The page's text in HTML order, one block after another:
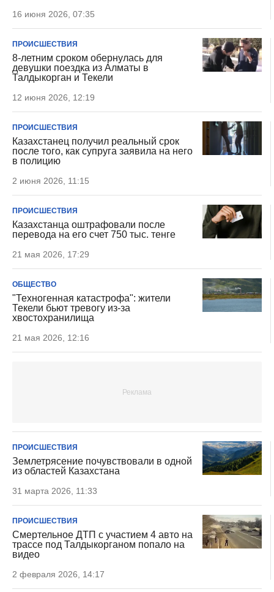
16 июня 2026, 07:35
ПРОИСШЕСТВИЯ
8-летним сроком обернулась для
девушки поездка из Алматы в
Талдыкорган и Текели
12 июня 2026, 12:19
ПРОИСШЕСТВИЯ
Казахстанец получил реальный срок
после того, как супруга заявила на него
в полицию
2 июня 2026, 11:15
ПРОИСШЕСТВИЯ
Казахстанца оштрафовали после
перевода на его счет 750 тыс. тенге
21 мая 2026, 17:29
ОБЩЕСТВО
"Техногенная катастрофа": жители
Текели бьют тревогу из-за
хвостохранилища
21 мая 2026, 12:16
ПРОИСШЕСТВИЯ
Землетрясение почувствовали в одной
из областей Казахстана
31 марта 2026, 11:33
ПРОИСШЕСТВИЯ
Смертельное ДТП с участием 4 авто на
трассе под Талдыкорганом попало на
видео
2 февраля 2026, 14:17